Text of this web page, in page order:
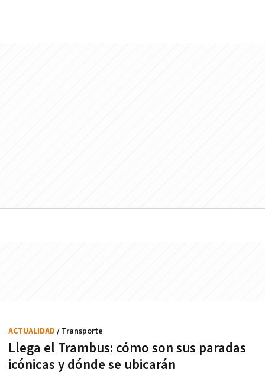
Llega el Trambus: cómo son sus paradas
icónicas y dónde se ubicarán
ACTUALIDAD / Transporte